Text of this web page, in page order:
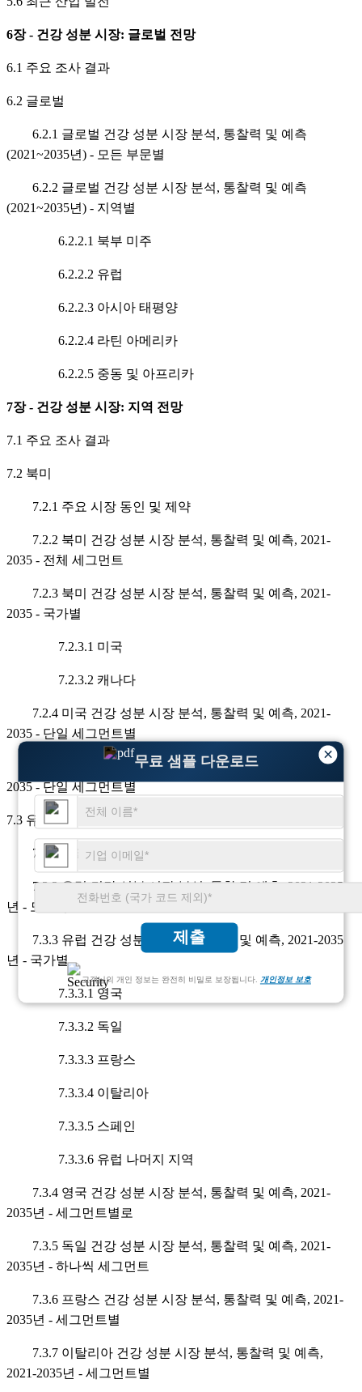
×
무료 샘플 다운로드
제출
고객님의 개인 정보는 완전히 비밀로 보장됩니다. 개인정보 보호
6장 - 건강 성분 시장: 글로벌 전망
6.1 주요 조사 결과
6.2 글로벌
6.2.1 글로벌 건강 성분 시장 분석, 통찰력 및 예측
(2021~2035년) - 모든 부문별
6.2.2 글로벌 건강 성분 시장 분석, 통찰력 및 예측
(2021~2035년) - 지역별
6.2.2.1 북부 미주
6.2.2.2 유럽
6.2.2.3 아시아 태평양
6.2.2.4 라틴 아메리카
6.2.2.5 중동 및 아프리카
7장 - 건강 성분 시장: 지역 전망
7.1 주요 조사 결과
7.2 북미
7.2.1 주요 시장 동인 및 제약
7.2.2 북미 건강 성분 시장 분석, 통찰력 및 예측, 2021-
2035 - 전체 세그먼트
7.2.3 북미 건강 성분 시장 분석, 통찰력 및 예측, 2021-
2035 - 국가별
7.2.3.1 미국
7.2.3.2 캐나다
7.2.4 미국 건강 성분 시장 분석, 통찰력 및 예측, 2021-
2035 - 단일 세그먼트별
7.2.5 캐나다 건강 성분 시장 분석, 통찰력 및 예측, 2021-
2035 - 단일 세그먼트별
7.3 유럽
7.3.1 주요 시장 동인 및 제한 사항
7.3.2 유럽 건강 성분 시장 분석, 통찰 및 예측, 2021-2035
년 - 모든 부문별
7.3.3 유럽 건강 성분 시장 분석, 통찰 및 예측, 2021-2035
년 - 국가별
7.3.3.1 영국
7.3.3.2 독일
7.3.3.3 프랑스
7.3.3.4 이탈리아
7.3.3.5 스페인
7.3.3.6 유럽 나머지 지역
7.3.4 영국 건강 성분 시장 분석, 통찰력 및 예측, 2021-
2035년 - 세그먼트별로
7.3.5 독일 건강 성분 시장 분석, 통찰력 및 예측, 2021-
2035년 - 하나씩 세그먼트
7.3.6 프랑스 건강 성분 시장 분석, 통찰력 및 예측, 2021-
2035년 - 세그먼트별
7.3.7 이탈리아 건강 성분 시장 분석, 통찰력 및 예측,
2021-2035년 - 세그먼트별